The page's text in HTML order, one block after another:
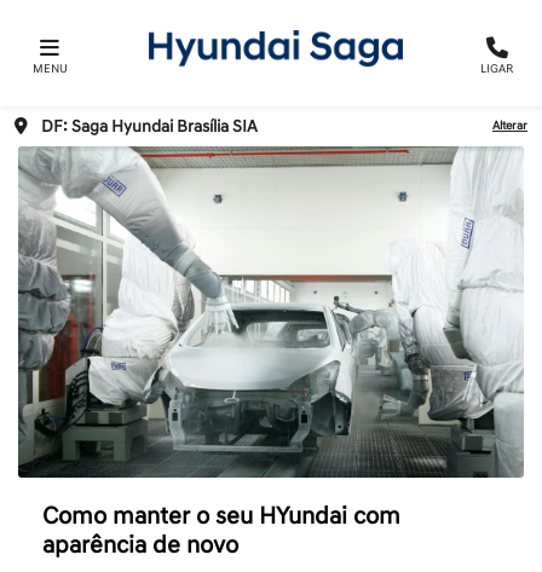
MENU LIGAR
DF: Saga Hyundai Brasília SIA Alterar
Como manter o seu HYundai com
aparência de novo